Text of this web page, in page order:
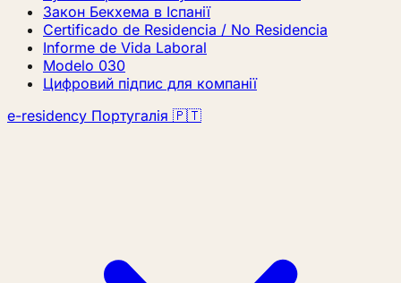
Закон Бекхема в Іспанії
Certificado de Residencia / No Residencia
Informe de Vida Laboral
Modelo 030
Цифровий підпис для компанії
e-residency Португалія 🇵🇹